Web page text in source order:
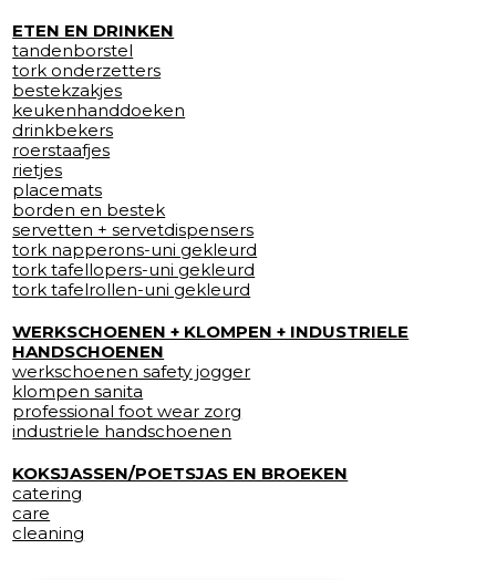
ETEN EN DRINKEN
tandenborstel
tork onderzetters
bestekzakjes
keukenhanddoeken
drinkbekers
roerstaafjes
rietjes
placemats
borden en bestek
servetten + servetdispensers
tork napperons-uni gekleurd
tork tafellopers-uni gekleurd
tork tafelrollen-uni gekleurd
WERKSCHOENEN + KLOMPEN + INDUSTRIELE
HANDSCHOENEN
werkschoenen safety jogger
klompen sanita
professional foot wear zorg
industriele handschoenen
KOKSJASSEN/POETSJAS EN BROEKEN
catering
care
cleaning